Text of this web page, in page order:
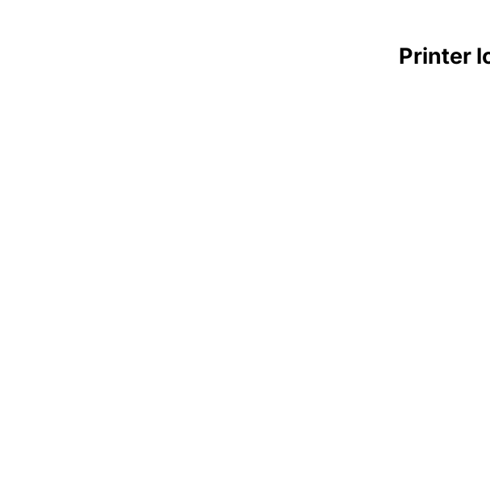
Printer